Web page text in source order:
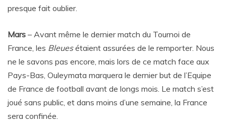
presque fait oublier.
Mars – Avant même le dernier match du Tournoi de
France, les Bleuesétaient assurées de le remporter. Nous
ne le savons pas encore, mais lors de ce match face aux
Pays-Bas, Ouleymata marquera le dernier but de l’Equipe
de France de football avant de longs mois. Le match s’est
joué sans public, et dans moins d’une semaine, la France
sera confinée.